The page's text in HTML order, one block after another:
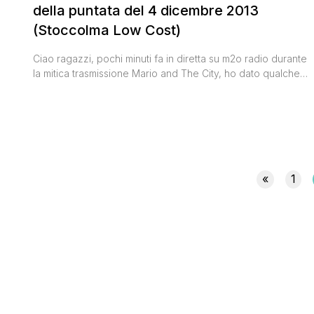
della puntata del 4 dicembre 2013
(Stoccolma Low Cost)
Ciao ragazzi, pochi minuti fa in diretta su m2o radio durante
la mitica trasmissione Mario and The City, ho dato qualche
« 1